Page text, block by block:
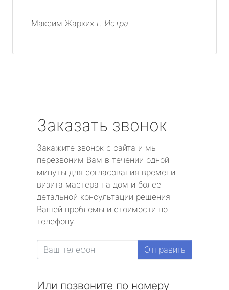
Максим Жарких г. Истра
Заказать звонок
Закажите звонок с сайта и мы
перезвоним Вам в течении одной
минуты для согласования времени
визита мастера на дом и более
детальной консультации решения
Вашей проблемы и стоимости по
телефону.
Отправить
Или позвоните по номеру